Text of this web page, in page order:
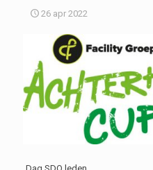
26 apr 2022